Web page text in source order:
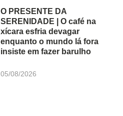
O PRESENTE DA
SERENIDADE | O café na
xícara esfria devagar
enquanto o mundo lá fora
insiste em fazer barulho
05/08/2026